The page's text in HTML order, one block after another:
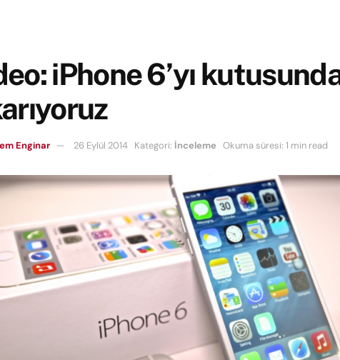
iPhone 6’yı
Enginar 26 Eylül 2014 Kategori: İnceleme Okuma süresi: 1 min read